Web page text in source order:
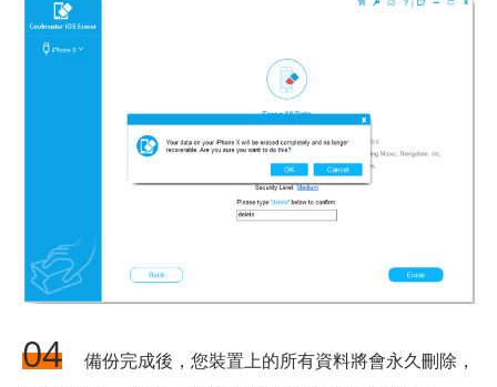
04
備份完成後，您裝置上的所有資料將會永久刪除，